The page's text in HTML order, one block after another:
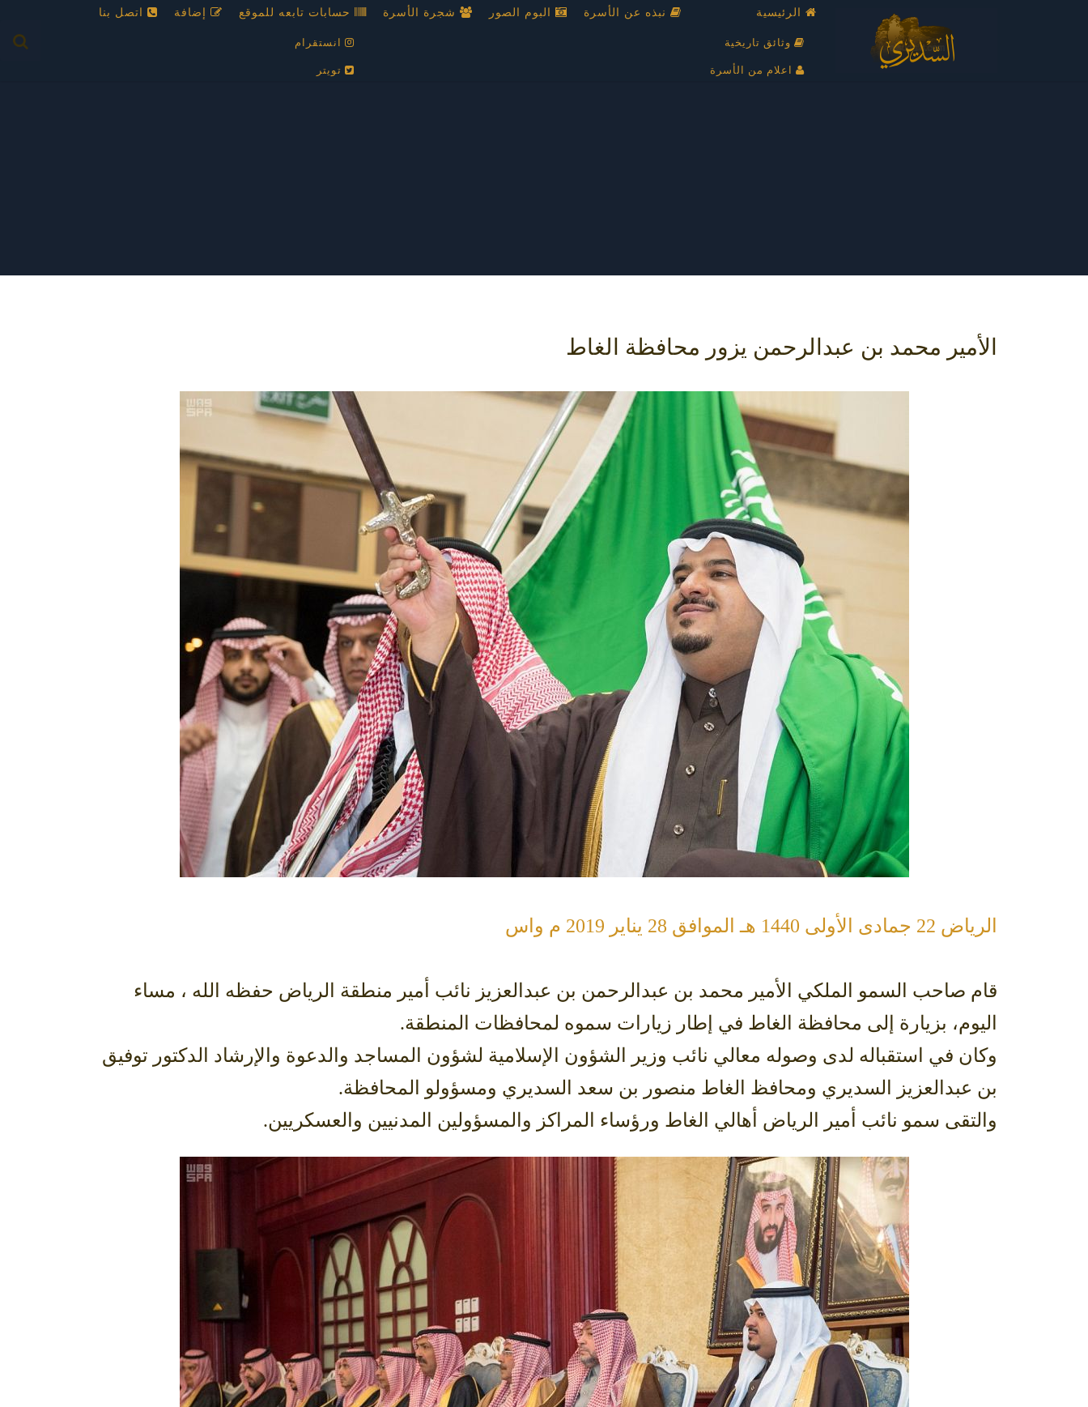
الرئيسية
وثائق تاريخية
اعلام من الأسرة
نبذه عن الأسرة البوم الصور شجرة الأسرة حسابات تابعه للموقع
انستقرام
تويتر
إضافة اتصل بنا
الأمير محمد بن عبدالرحمن يزور محافظة الغاط
الرياض 22 جمادى الأولى 1440 هـ الموافق 28 يناير 2019 م واس
قام صاحب السمو الملكي الأمير محمد بن عبدالرحمن بن عبدالعزيز نائب أمير منطقة الرياض حفظه الله ، مساء
اليوم، بزيارة إلى محافظة الغاط في إطار زيارات سموه لمحافظات المنطقة.
وكان في استقباله لدى وصوله معالي نائب وزير الشؤون الإسلامية لشؤون المساجد والدعوة والإرشاد الدكتور توفيق
بن عبدالعزيز السديري ومحافظ الغاط منصور بن سعد السديري ومسؤولو المحافظة.
والتقى سمو نائب أمير الرياض أهالي الغاط ورؤساء المراكز والمسؤولين المدنيين والعسكريين.